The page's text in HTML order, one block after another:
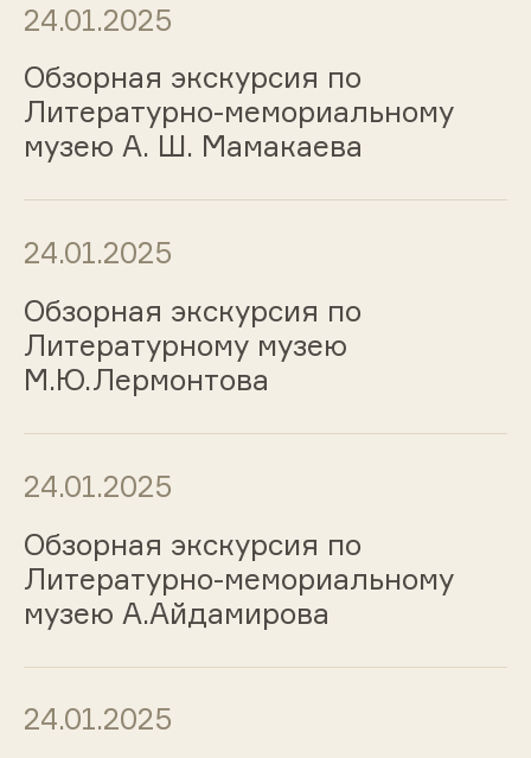
24.01.2025
Обзорная экскурсия по
Литературно-мемориальному
музею А. Ш. Мамакаева
24.01.2025
Обзорная экскурсия по
Литературному музею
М.Ю.Лермонтова
24.01.2025
Обзорная экскурсия по
Литературно-мемориальному
музею А.Айдамирова
24.01.2025